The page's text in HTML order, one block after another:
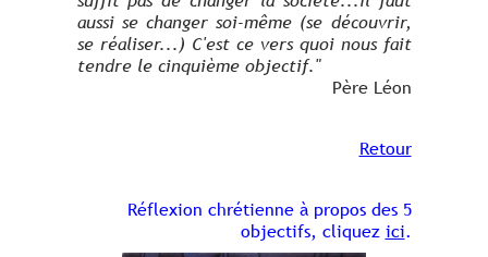
aussi se changer soi-même (se découvrir,
se réaliser...) C'est ce vers quoi nous fait
tendre le cinquième objectif."
Père Léon
Retour
Réflexion chrétienne à propos des 5
objectifs, cliquez ici.